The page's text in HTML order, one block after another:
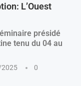
L’Ouest
présidé
tenu du 04 au
0